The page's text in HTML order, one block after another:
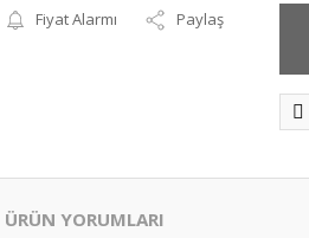
Fiyat Alarmı Paylaş
ÜRÜN YORUMLARI